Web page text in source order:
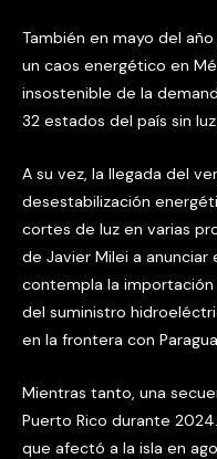
También en mayo del
un caos energético en
insostenible de la
32 estados del país sin luz.
A su vez, la llegada del
desestabilización
cortes de luz en varias
de Javier Milei a anunciar
contempla la
del suministro
en la frontera con
Mientras tanto, una
Puerto Rico durante
que afectó a la isla en